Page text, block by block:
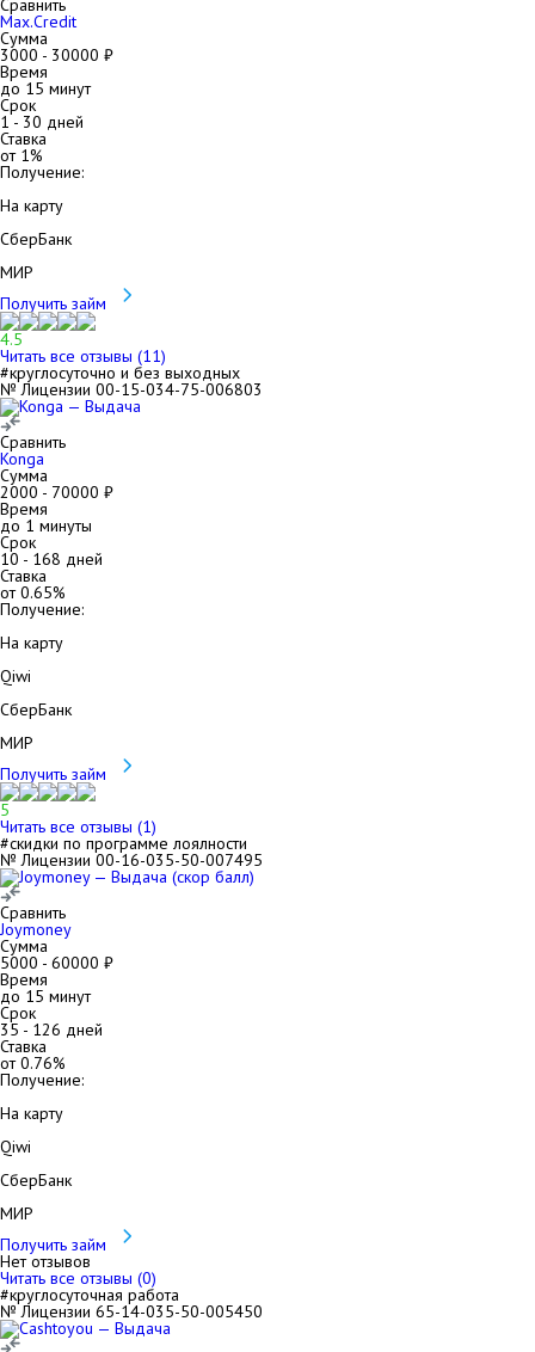
Сравнить
Max.Credit
Сумма
3000 - 30000 ₽
Время
до 15 минут
Срок
1- 30 дней
Ставка
от 1%
Получение:
На карту
СберБанк
МИР
Получить займ
4.5
Читать все отзывы (11)
#круглосуточно и без выходных
№ Лицензии 00-15-034-75-006803
Сравнить
Konga
Сумма
2000 - 70000 ₽
Время
до 1 минуты
Срок
10 - 168 дней
Ставка
от0.65%
Получение:
На карту
Qiwi
СберБанк
МИР
Получить займ
5
Читать все отзывы (1)
#скидки по программе лоялности
№ Лицензии 00-16-035-50-007495
Сравнить
Joymoney
Сумма
5000 - 60000 ₽
Время
до 15 минут
Срок
35 - 126 дней
Ставка
от0.76%
Получение:
На карту
Qiwi
СберБанк
МИР
Получить займ
Нет отзывов
Читать все отзывы (0)
#круглосуточная работа
№ Лицензии 65-14-035-50-005450